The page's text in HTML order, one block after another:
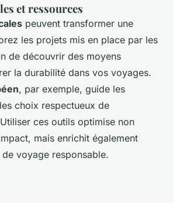
et ressources
peuvent transformer une
les projets mis en place par les
de découvrir des moyens
la durabilité dans vos voyages.
, par exemple, guide les
choix respectueux de
ces outils optimise non
mais enrichit également
voyage responsable.